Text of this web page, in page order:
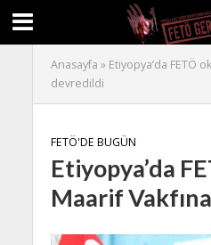
Anasayfa » Etiyopya’da FETÖ
devredildi
FETÖ'DE BUGÜN
Etiyopya’da
Maarif